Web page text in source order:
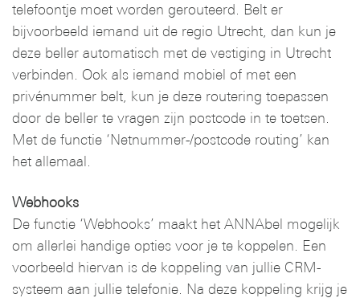
telefoontje moet worden gerouteerd. Belt er
bijvoorbeeld iemand uit de regio Utrecht, dan kun je
deze beller automatisch met de vestiging in Utrecht
verbinden. Ook als iemand mobiel of met een
privénummer belt, kun je deze routering toepassen
door de beller te vragen zijn postcode in te toetsen.
Met de functie ‘Netnummer-/postcode routing’ kan
het allemaal.
Webhooks
De functie ‘Webhooks’ maakt het ANNAbel mogelijk
om allerlei handige opties voor je te koppelen. Een
voorbeeld hiervan is de koppeling van jullie CRM-
systeem aan jullie telefonie. Na deze koppeling krijg je